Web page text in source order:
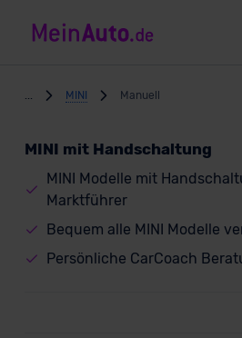
MINI Manuell
MINI mit Handschaltung
MINI Modelle mit
Marktführer
Bequem alle MINI Modelle
Persönliche CarCoach